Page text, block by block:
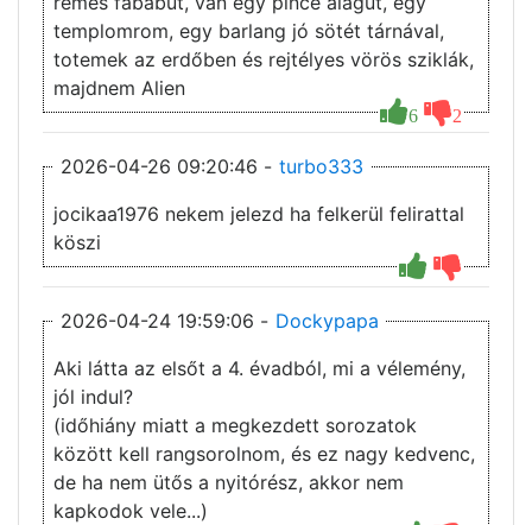
6 2
templomrom, egy barlang jó sötét tárnával,
totemek az erdőben és rejtélyes vörös sziklák,
majdnem Alien
2026-04-26 09:20:46 - turbo333
jocikaa1976 nekem jelezd ha felkerül felirattal
köszi
2026-04-24 19:59:06 - Dockypapa
Aki látta az elsőt a 4. évadból, mi a vélemény,
jól indul?
(időhiány miatt a megkezdett sorozatok
között kell rangsorolnom, és ez nagy kedvenc,
de ha nem ütős a nyitórész, akkor nem
kapkodok vele...)